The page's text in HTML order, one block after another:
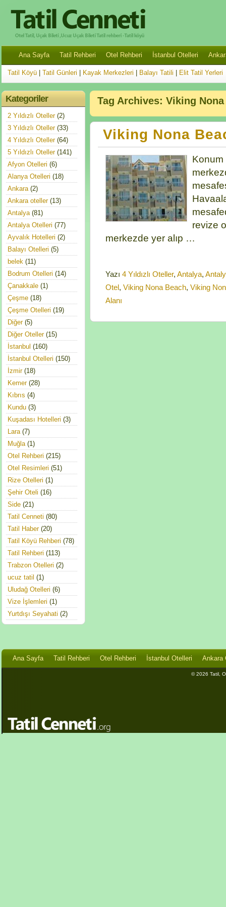
Ana Sayfa Tatil Rehberi Otel Rehberi İstanbul Otelleri
Tatil Köyü Tatil Günleri Kayak Merkezleri Balayı Tatili Elit Tatil Yerleri
Tag Archives:Viking
Viking Nona
revize
merkezde yer alıp …
Yazı 4 Yıldızlı Oteller,Antalya,
Otel,Viking Nona Beach,Viking
Alanı
Kategoriler
2 Yıldızlı Oteller(2)
3 Yıldızlı Oteller(33)
4 Yıldızlı Oteller(64)
5 Yıldızlı Oteller(141)
Afyon Otelleri (6)
Alanya Otelleri (18)
Ankara(2)
Ankara oteller(13)
Antalya(81)
Antalya Otelleri (77)
Ayvalık Hotelleri (2)
Balayı Otelleri (5)
belek (11)
Bodrum Otelleri (14)
Çanakkale (1)
Çeşme (18)
Çeşme Otelleri (19)
Diğer(5)
Diğer Oteller(15)
İstanbul (160)
İstanbul Otelleri (150)
İzmir(18)
Kemer(28)
Kıbrıs (4)
Kundu (3)
Kuşadası Hotelleri (3)
Lara(7)
Muğla(1)
Otel Rehberi (215)
Otel Resimleri (51)
Rize Otelleri (1)
Şehir Oteli (16)
Side (21)
Tatil Cenneti (80)
Tatil Haber(20)
Tatil Köyü Rehberi (78)
Tatil Rehberi (113)
Trabzon Otelleri (2)
ucuz tatil (1)
Uludağ Otelleri (6)
Vize İşlemleri (1)
Yurtdışı Seyahati (2)
Ana Sayfa Tatil Rehberi Otel Rehberi İstanbul Otelleri Ankara
© 2026 Tatil,